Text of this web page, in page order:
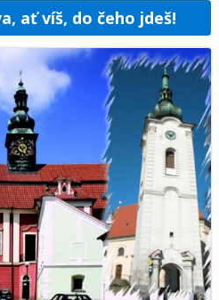
ať víš, do čeho jdeš!